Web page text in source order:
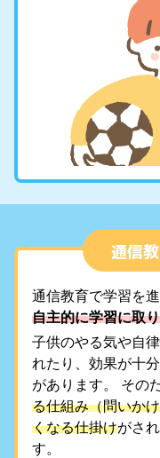
通信
通信教育で学習を
自主的に学習に取
子供のやる気や自
れたり、効果が十
があります。 その
る仕組み（問いか
くなる仕掛けがさ
す。